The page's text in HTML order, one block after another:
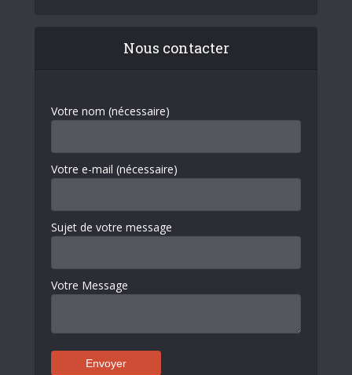
Nous contacter
Votre nom (nécessaire)
Votre e-mail (nécessaire)
Sujet de votre message
Votre Message